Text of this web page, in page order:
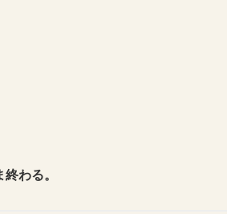
わる。